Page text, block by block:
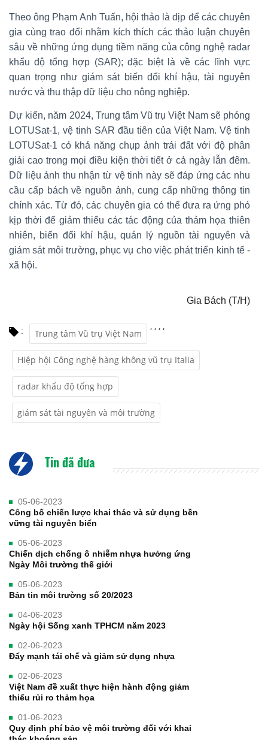
Theo ông Phạm Anh Tuấn, hội thảo là dịp để các chuyên
gia cùng trao đổi nhằm kích thích các thảo luận chuyên
sâu về những ứng dụng tiềm năng của công nghệ radar
khẩu độ tổng hợp (SAR); đặc biệt là về các lĩnh vực
quan trọng như giám sát biến đổi khí hậu, tài nguyên
nước và thu thập dữ liệu cho nông nghiệp.
Dự kiến, năm 2024, Trung tâm Vũ trụ Việt Nam sẽ phóng
LOTUSat-1, vệ tinh SAR đầu tiên của Việt Nam. Vệ tinh
LOTUSat-1 có khả năng chụp ảnh trái đất với độ phân
giải cao trong mọi điều kiện thời tiết ở cả ngày lẫn đêm.
Dữ liệu ảnh thu nhận từ vệ tinh này sẽ đáp ứng các nhu
cầu cấp bách về nguồn ảnh, cung cấp những thông tin
chính xác. Từ đó, các chuyên gia có thể đưa ra ứng phó
kịp thời để giảm thiểu các tác động của thảm họa thiên
nhiên, biến đổi khí hậu, quản lý nguồn tài nguyên và
giám sát môi trường, phục vụ cho việc phát triển kinh tế -
xã hội.
Gia Bách (T/H)
: Trung tâm Vũ trụ Việt Nam
,
Hiệp hội Công nghệ hàng không vũ trụ Italia
,
radar khẩu độ tổng hợp
,
giám sát tài nguyên và môi trường
,
Tin đã đưa
05-06-2023
Công bố chiến lược khai thác và sử dụng bền
vững tài nguyên biển
05-06-2023
Chiến dịch chống ô nhiễm nhựa hưởng ứng
Ngày Môi trường thế giới
05-06-2023
Bản tin môi trường số 20/2023
04-06-2023
Ngày hội Sống xanh TPHCM năm 2023
02-06-2023
Đẩy mạnh tái chế và giảm sử dụng nhựa
02-06-2023
Việt Nam đề xuất thực hiện hành động giảm
thiểu rủi ro thảm họa
01-06-2023
Quy định phí bảo vệ môi trường đối với khai